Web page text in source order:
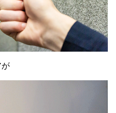
が